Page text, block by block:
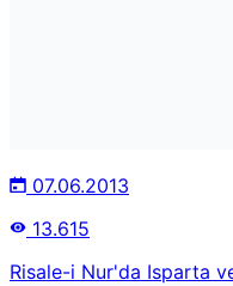
07.06.2013
13.615
Risale-i Nur'da Isparta